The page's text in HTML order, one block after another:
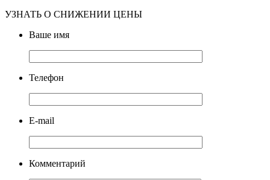
УЗНАТЬ О СНИЖЕНИИ ЦЕНЫ
Ваше имя
Телефон
E-mail
Комментарий